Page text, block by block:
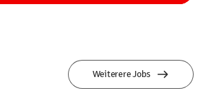
Weiterere Jobs